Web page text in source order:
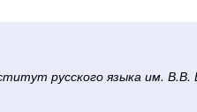
русского языка им. В.В.